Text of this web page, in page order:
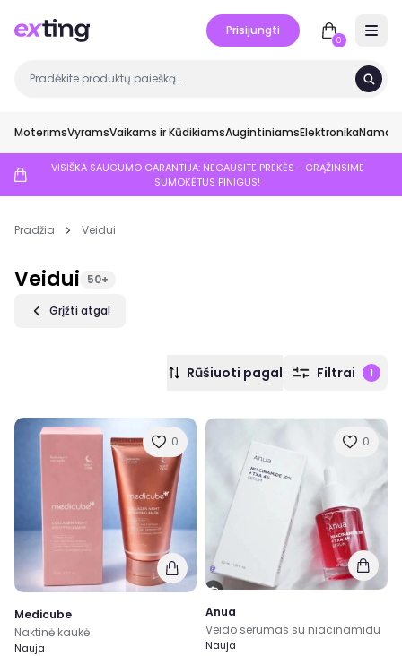
Prisijungti
0
MoterimsVyramsVaikams ir KūdikiamsAugintiniamsElektronikaNamai
VISIŠKA SAUGUMO GARANTIJA: NEGAUSITE PREKĖS - GRĄŽINSIME
SUMOKĖTUS PINIGUS!
Pradžia Veidui
Veidui 50+
Grįžti atgal
Rūšiuoti pagal Filtrai 1
0
Medicube
Naktinė kaukė
Nauja
0
Anua
Veido serumas su niacinamidu
Nauja